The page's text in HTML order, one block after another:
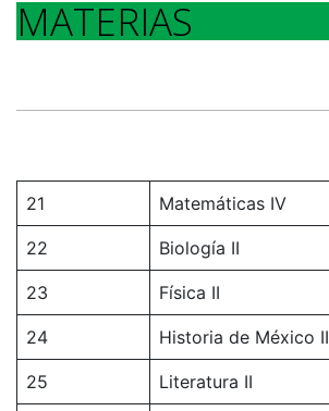
MATERIAS
21 Matemáticas IV
22 Biología II
23 Física II
24 Historia de México II
25 Literatura II